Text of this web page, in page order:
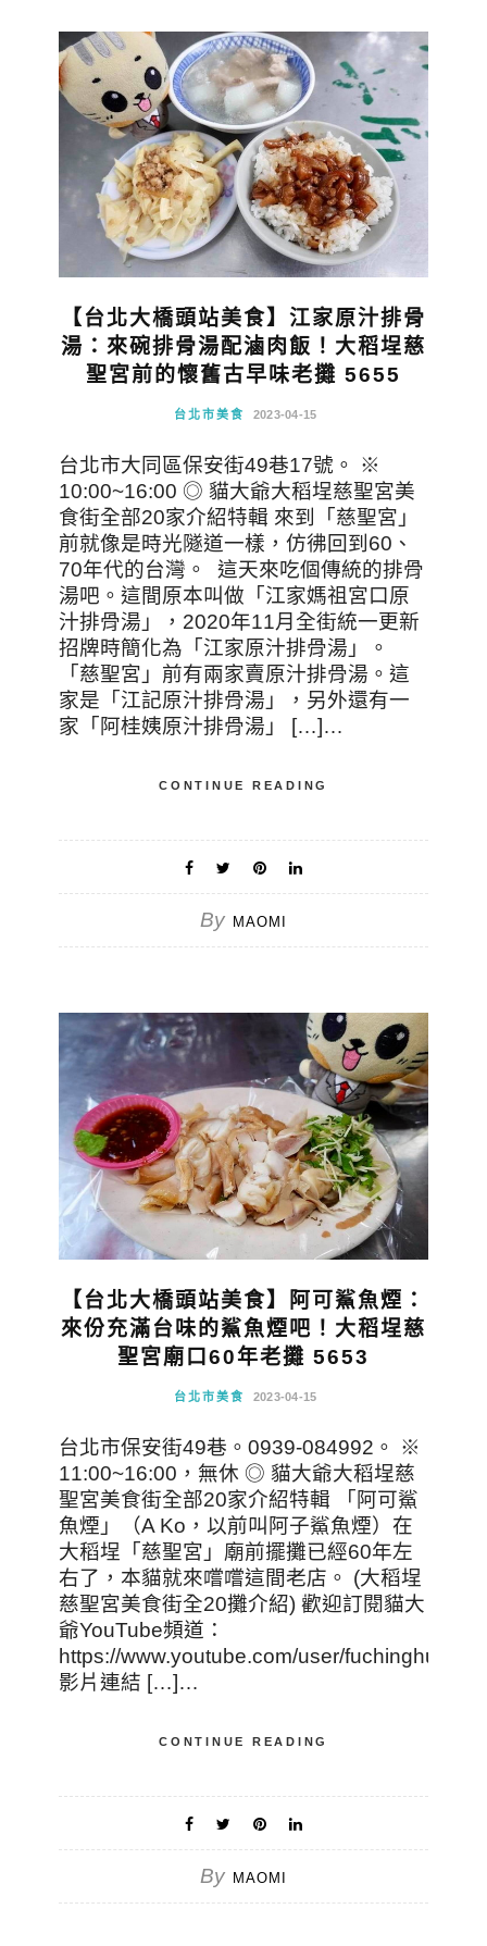
【台北大橋頭站美食】江家原汁排骨
湯：來碗排骨湯配滷肉飯！大稻埕慈
聖宮前的懷舊古早味老攤 5655
台北市美食 2023-04-15
台北市大同區保安街49巷17號。 ※
10:00~16:00 ◎ 貓大爺大稻埕慈聖宮美
食街全部20家介紹特輯 來到「慈聖宮」
前就像是時光隧道一樣，仿彿回到60、
70年代的台灣。 這天來吃個傳統的排骨
湯吧。這間原本叫做「江家媽祖宮口原
汁排骨湯」，2020年11月全街統一更新
招牌時簡化為「江家原汁排骨湯」。
「慈聖宮」前有兩家賣原汁排骨湯。這
家是「江記原汁排骨湯」，另外還有一
家「阿桂姨原汁排骨湯」 […]…
CONTINUE READING
By MAOMI
【台北大橋頭站美食】阿可鯊魚煙：
來份充滿台味的鯊魚煙吧！大稻埕慈
聖宮廟口60年老攤 5653
台北市美食 2023-04-15
台北市保安街49巷。0939-084992。 ※
11:00~16:00，無休 ◎ 貓大爺大稻埕慈
聖宮美食街全部20家介紹特輯 「阿可鯊
魚煙」（A Ko，以前叫阿子鯊魚煙）在
大稻埕「慈聖宮」廟前擺攤已經60年左
右了，本貓就來嚐嚐這間老店。 (大稻埕
慈聖宮美食街全20攤介紹) 歡迎訂閱貓大
爺YouTube頻道：
https://www.youtube.com/user/fuchinghui
影片連結 […]…
CONTINUE READING
By MAOMI